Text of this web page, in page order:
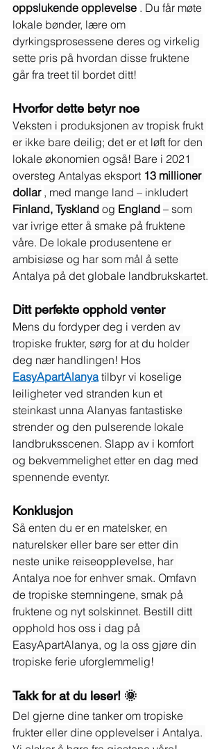
oppslukende opplevelse . Du får møte
lokale bønder, lære om
dyrkingsprosessene deres og virkelig
sette pris på hvordan disse fruktene
går fra treet til bordet ditt!
Hvorfor dette betyr noe
Veksten i produksjonen av tropisk frukt
er ikke bare deilig; det er et løft for den
lokale økonomien også! Bare i 2021
oversteg Antalyas eksport 13 millioner
dollar , med mange land – inkludert
Finland, Tyskland og England – som
var ivrige etter å smake på fruktene
våre. De lokale produsentene er
ambisiøse og har som mål å sette
Antalya på det globale landbrukskartet.
Ditt perfekte opphold venter
Mens du fordyper deg i verden av
tropiske frukter, sørg for at du holder
deg nær handlingen! Hos
EasyApartAlanya tilbyr vi koselige
leiligheter ved stranden kun et
steinkast unna Alanyas fantastiske
strender og den pulserende lokale
landbruksscenen. Slapp av i komfort
og bekvemmelighet etter en dag med
spennende eventyr.
Konklusjon
Så enten du er en matelsker, en
naturelsker eller bare ser etter din
neste unike reiseopplevelse, har
Antalya noe for enhver smak. Omfavn
de tropiske stemningene, smak på
fruktene og nyt solskinnet. Bestill ditt
opphold hos oss i dag på
EasyApartAlanya, og la oss gjøre din
tropiske ferie uforglemmelig!
Takk for at du leser! 🌞
Del gjerne dine tanker om tropiske
frukter eller dine opplevelser i Antalya.